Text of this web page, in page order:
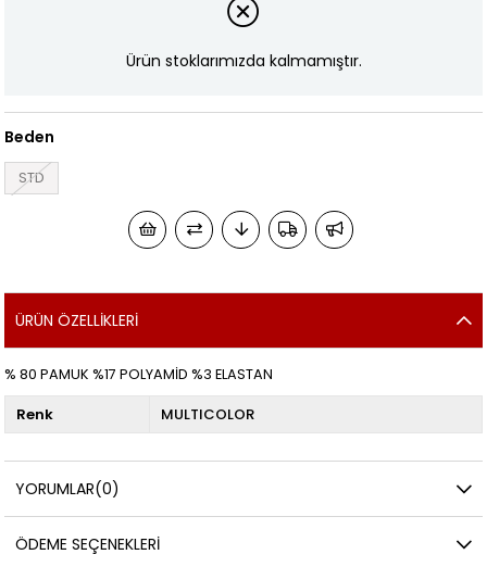
Ürün stoklarımızda kalmamıştır.
Beden
STD
ÜRÜN ÖZELLIKLERI
% 80 PAMUK %17 POLYAMİD %3 ELASTAN
Renk MULTICOLOR
YORUMLAR(0)
ÖDEME SEÇENEKLERI